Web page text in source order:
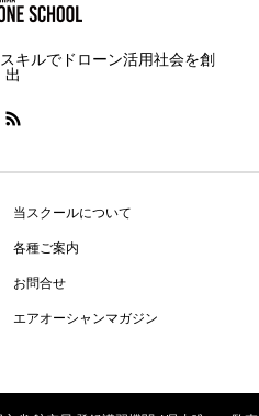
キルでドローン活用社会を創
出
当スクールについて
各種ご案内
お問合せ
エアオーシャンマガジン